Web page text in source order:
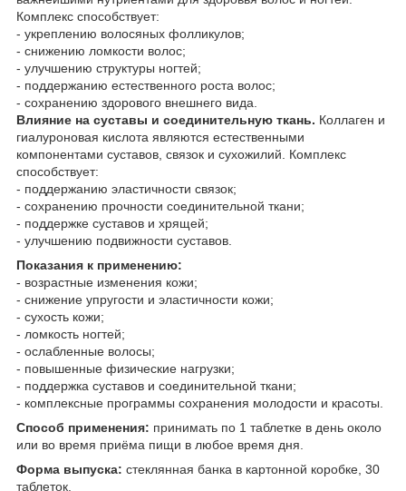
Комплекс способствует:
- укреплению волосяных фолликулов;
- снижению ломкости волос;
- улучшению структуры ногтей;
- поддержанию естественного роста волос;
- сохранению здорового внешнего вида.
Влияние на суставы и соединительную ткань. Коллаген и
гиалуроновая кислота являются естественными
компонентами суставов, связок и сухожилий. Комплекс
способствует:
- поддержанию эластичности связок;
- сохранению прочности соединительной ткани;
- поддержке суставов и хрящей;
- улучшению подвижности суставов.
Показания к применению:
- возрастные изменения кожи;
- снижение упругости и эластичности кожи;
- сухость кожи;
- ломкость ногтей;
- ослабленные волосы;
- повышенные физические нагрузки;
- поддержка суставов и соединительной ткани;
- комплексные программы сохранения молодости и красоты.
Способ применения: принимать по 1 таблетке в день около
или во время приёма пищи в любое время дня.
Форма выпуска: стеклянная банка в картонной коробке, 30
таблеток.